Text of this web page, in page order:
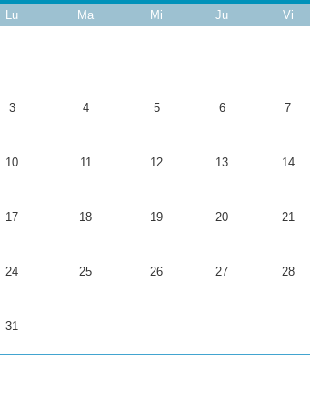
Lu
Ma Mi Ju Vi
3 4 5 6 7
10 11 12 13 14
17 18 19 20 21
24 25 26 27 28
31